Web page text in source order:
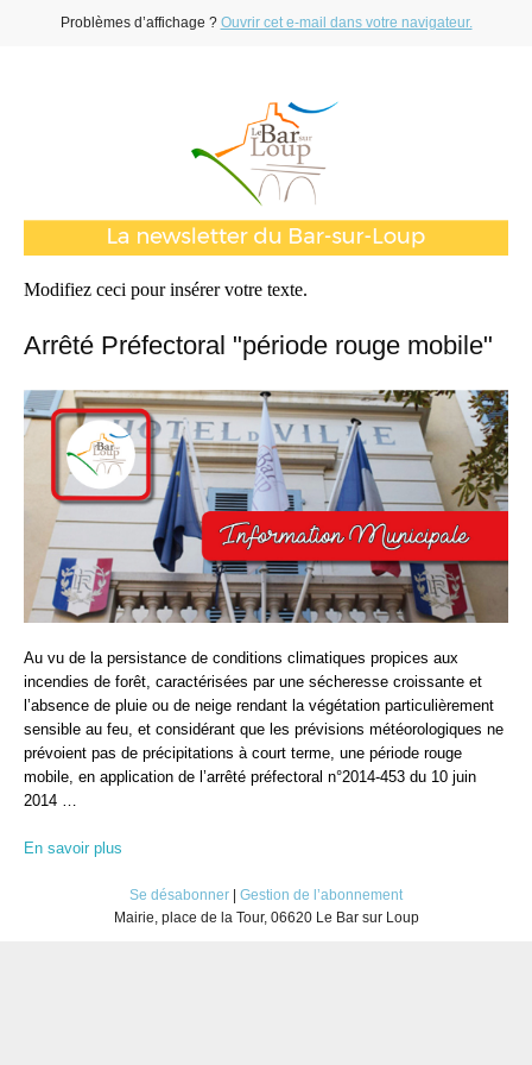
Problèmes d’affichage ? Ouvrir cet e-mail dans votre navigateur.
Modifiez ceci pour insérer votre texte.
Arrêté Préfectoral "période rouge mobile"
Au vu de la persistance de conditions climatiques propices aux
incendies de forêt, caractérisées par une sécheresse croissante et
l’absence de pluie ou de neige rendant la végétation particulièrement
sensible au feu, et considérant que les prévisions météorologiques ne
prévoient pas de précipitations à court terme, une période rouge
mobile, en application de l’arrêté préfectoral n°2014-453 du 10 juin
2014 …
En savoir plus
Se désabonner
Gestion de l’abonnement
Mairie, place de la Tour, 06620 Le Bar sur Loup